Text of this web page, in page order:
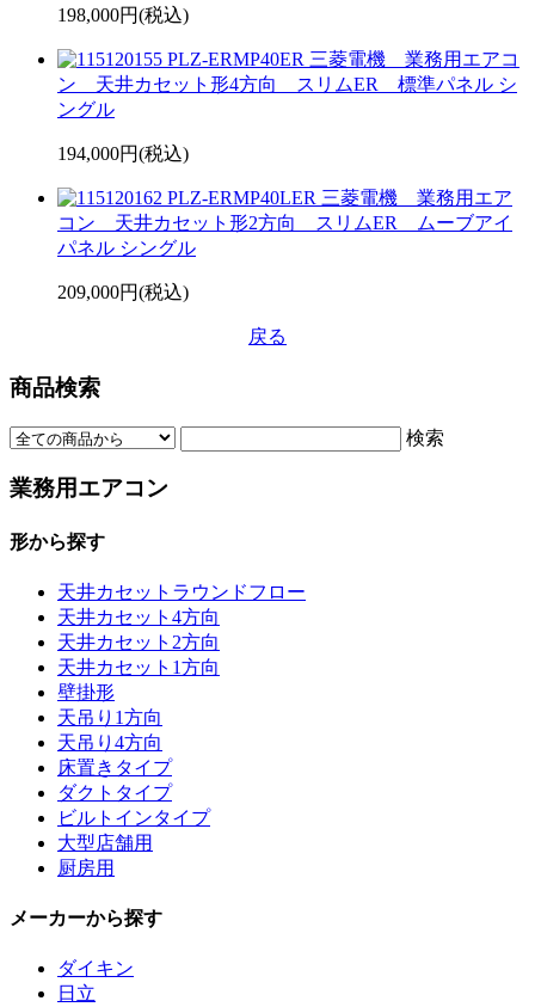
198,000円(税込)
PLZ-ERMP40ER 三菱電機 業務用エアコ
ン 天井カセット形4方向 スリムER 標準パネル シ
ングル
194,000円(税込)
PLZ-ERMP40LER 三菱電機 業務用エア
コン 天井カセット形2方向 スリムER ムーブアイ
パネル シングル
209,000円(税込)
戻る
商品検索
検索
業務用エアコン
形から探す
天井カセットラウンドフロー
天井カセット4方向
天井カセット2方向
天井カセット1方向
壁掛形
天吊り1方向
天吊り4方向
床置きタイプ
ダクトタイプ
ビルトインタイプ
大型店舗用
厨房用
メーカーから探す
ダイキン
日立